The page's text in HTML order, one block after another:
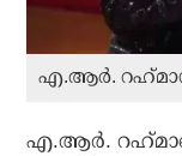
എ.ആര്‍. റഹ്‌മാന്‍
എ.ആര്‍.